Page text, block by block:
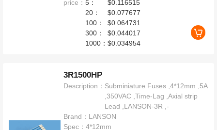
price：5：
$0.116515
20：
$0.077677
100：
$0.064731
300：
$0.044017
1000：$0.034954
3R1500HP
Description： Subminiature Fuses ,4*12mm ,5A
,350VAC ,Time-Lag ,Axial strip
Lead ,LANSON-3R ,-
Brand： LANSON
Spec：4*12mm